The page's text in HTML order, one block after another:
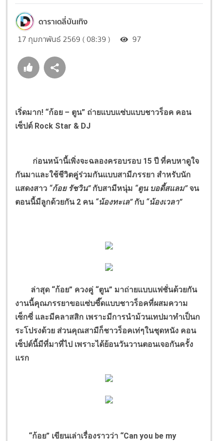
ดาราเดลี่บันเทิง
17 กุมภาพันธ์ 2569 ( 08:39 ) 97
เริ่ดมาก! “ก้อย – ตูน” ถ่ายแบบแซ่บแบบชาวร็อค คอน
เซ็ปต์ Rock Star & DJ
ก่อนหน้านี้เพิ่งจะฉลองครอบรอบ 15 ปี ที่คบหาดูใจ
กันมาและใช้ชีวิตคู่ร่วมกันแบบสามีภรรยา สำหรับนัก
แสดงสาว “ก้อย รัชวิน” กับสามีหนุ่ม “ตูน บอดี้สแลม”จน
ตอนนี้มีลูกด้วยกัน 2 คน “น้องทะเล”กับ “น้องเวลา”
ล่าสุด “ก้อย” ควงคู่ “ตูน” มาถ่ายแบบแฟชั่นด้วยกัน
งานนี้คุณภรรยาขอแซ่บซี๊ดแบบชาวร็อคที่ผสมความ
เซ็กซี่ และมีคลาสสิก เพราะมีการนำม้วนเทปมาทำเป็นก
ระโปรงด้วย ส่วนคุณสามีก็ชาวร็อคเท่ๆในชุดหนัง คอน
เซ็ปต์นี้มีที่มาที่ไป เพราะได้ย้อนวันวานตอนเจอกันครั้ง
แรก
“ก้อย” เขียนเล่าเรื่องราวว่า “Can you be my